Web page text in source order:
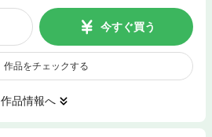
今すぐ買う
作品をチェックする
作品情報へ